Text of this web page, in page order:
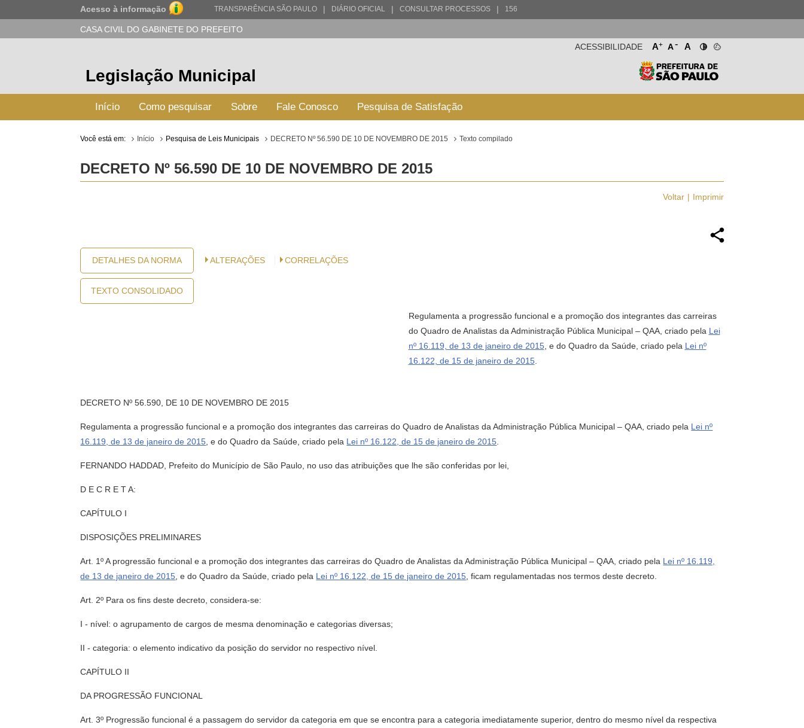
Acesso à informação TRANSPARÊNCIA SÃO PAULO | DIÁRIO OFICIAL | CONSULTAR PROCESSOS | 156
CASA CIVIL DO GABINETE DO PREFEITO
A+ A- A
ACESSIBILIDADE
Legislação Municipal
Início Como pesquisar Sobre Fale Conosco Pesquisa de Satisfação
Você está em: Início Pesquisa de Leis Municipais DECRETO Nº 56.590 DE 10 DE NOVEMBRO DE 2015 Texto compilado
DECRETO Nº 56.590 DE 10 DE NOVEMBRO DE 2015
Voltar Imprimir
DETALHES DA NORMA
TEXTO CONSOLIDADO
ALTERAÇÕES CORRELAÇÕES
Regulamenta a progressão funcional e a promoção dos integrantes das carreiras
do Quadro de Analistas da Administração Pública Municipal – QAA, criado pela Lei
nº 16.119, de 13 de janeiro de 2015, e do Quadro da Saúde, criado pela Lei nº
16.122, de 15 de janeiro de 2015.
DECRETO Nº 56.590, DE 10 DE NOVEMBRO DE 2015
Regulamenta a progressão funcional e a promoção dos integrantes das carreiras do Quadro de Analistas da Administração Pública Municipal – QAA, criado pela Lei nº
16.119, de 13 de janeiro de 2015 , e do Quadro da Saúde, criado pela Lei nº 16.122, de 15 de janeiro de 2015
FERNANDO HADDAD, Prefeito do Município de São Paulo, no uso das atribuições que lhe são conferidas por lei,
D E C R E T A:
CAPÍTULO I
DISPOSIÇÕES PRELIMINARES
Art. 1º A progressão funcional e a promoção dos integrantes das carreiras do Quadro de Analistas da Administração Pública Municipal – QAA, criado pela Lei nº 16.119,
de 13 de janeiro de 2015 , e do Quadro da Saúde, criado pela Lei nº 16.122, de 15 de janeiro de 2015 , ficam regulamentadas nos termos deste decreto.
Art. 2º Para os fins deste decreto, considera-se:
I - nível: o agrupamento de cargos de mesma denominação e categorias diversas;
II - categoria: o elemento indicativo da posição do servidor no respectivo nível.
CAPÍTULO II
DA PROGRESSÃO FUNCIONAL
Art. 3º Progressão funcional é a passagem do servidor da categoria em que se encontra para a categoria imediatamente superior, dentro do mesmo nível da respectiva